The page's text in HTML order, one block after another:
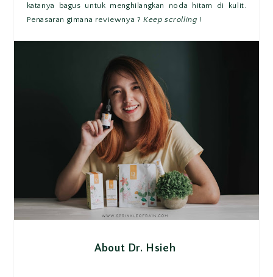
katanya bagus untuk menghilangkan noda hitam di kulit.
Penasaran gimana reviewnya ? Keep scrolling !
About Dr. Hsieh